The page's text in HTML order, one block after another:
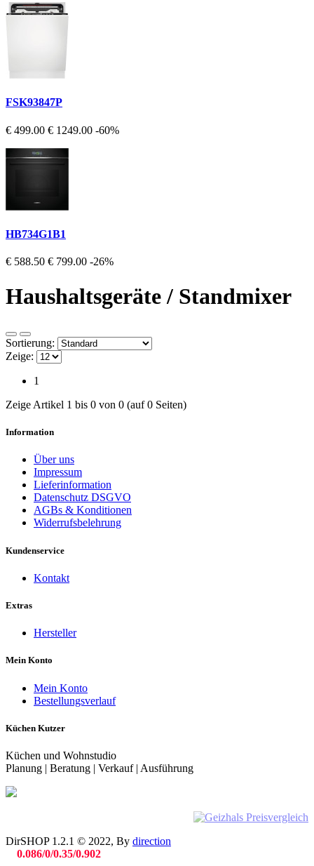
FSK93847P
€ 499.00 € 1249.00 -60%
HB734G1B1
€ 588.50 € 799.00 -26%
Haushaltsgeräte / Standmixer
Sortierung:
Zeige:
1
Zeige Artikel 1 bis 0 von 0 (auf 0 Seiten)
Information
Über uns
Impressum
Lieferinformation
Datenschutz DSGVO
AGBs & Konditionen
Widerrufsbelehrung
Kundenservice
Kontakt
Extras
Hersteller
Mein Konto
Mein Konto
Bestellungsverlauf
Küchen Kutzer
Küchen und Wohnstudio
Planung | Beratung | Verkauf | Ausführung
DirSHOP 1.2.1 © 2022, By direction
0.086/0/0.35/0.902